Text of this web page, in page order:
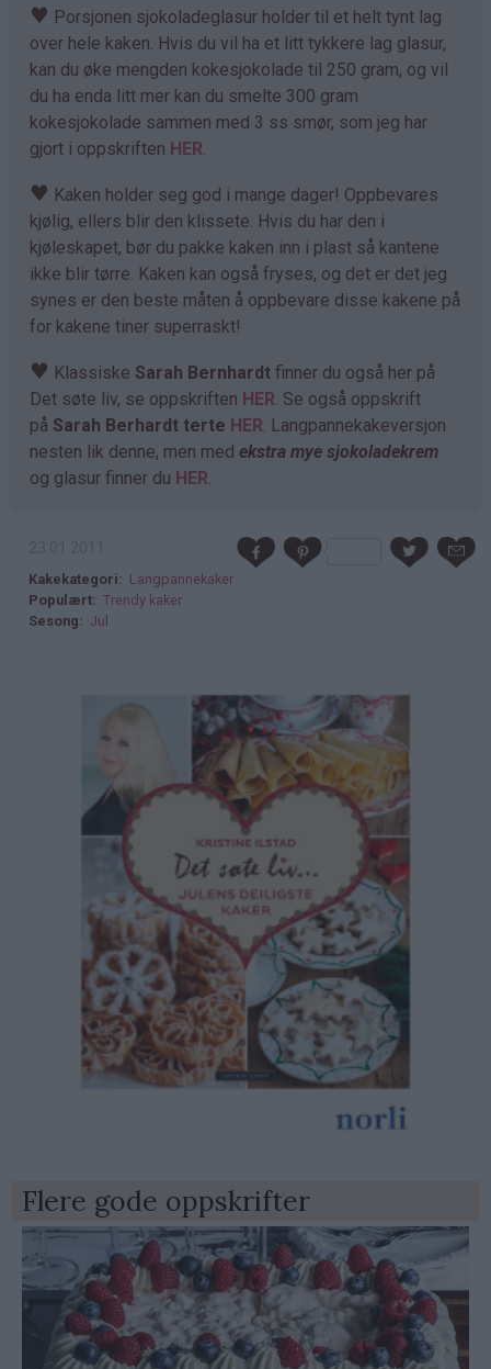
♥ Porsjonen sjokoladeglasur holder til et helt tynt lag
over hele kaken. Hvis du vil ha et litt tykkere lag glasur,
kan du øke mengden kokesjokolade til 250 gram, og vil
du ha enda litt mer kan du smelte 300 gram
kokesjokolade sammen med 3 ss smør, som jeg har
gjort i oppskriften HER.
♥ Kaken holder seg god i mange dager! Oppbevares
kjølig, ellers blir den klissete. Hvis du har den i
kjøleskapet, bør du pakke kaken inn i plast så kantene
ikke blir tørre. Kaken kan også fryses, og det er det jeg
synes er den beste måten å oppbevare disse kakene på
for kakene tiner superraskt!
♥ Klassiske Sarah Bernhardt finner du også her på
Det søte liv, se oppskriften HER. Se også oppskrift
på Sarah Berhardt terte HER. Langpannekakeversjon
nesten lik denne, men med ekstra mye sjokoladekrem
og glasur finner du HER.
Kakekategori
Langpannekaker
Populært
Trendy kaker
Sesong
Jul